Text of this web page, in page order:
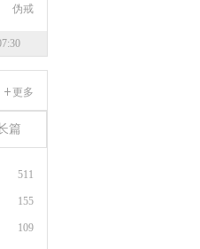
伪戒
更多
篇
511
155
109